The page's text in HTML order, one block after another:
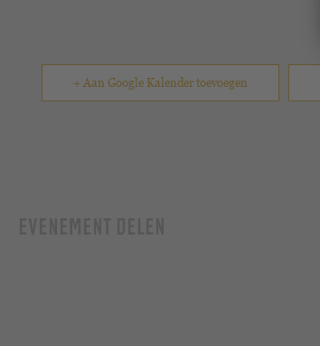
+ Aan Google Kalender toevoegen